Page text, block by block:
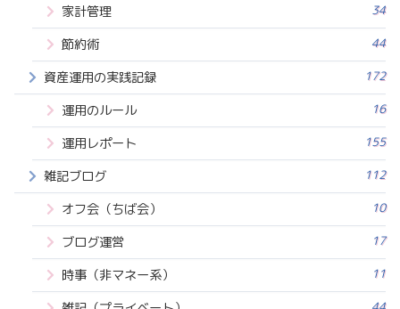
家計管理 34
節約術 44
資産運用の実践記録 172
運用のルール 16
運用レポート 155
雑記ブログ 112
オフ会（ちば会） 10
ブログ運営 17
時事（非マネー系） 11